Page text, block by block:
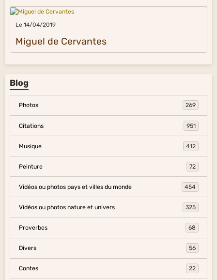
Le 14/04/2019
Miguel de Cervantes
Blog
Photos 269
Citations 951
Musique 412
Peinture 72
Vidéos ou photos pays et villes du monde 454
Vidéos ou photos nature et univers 325
Proverbes 68
Divers 56
Contes 22